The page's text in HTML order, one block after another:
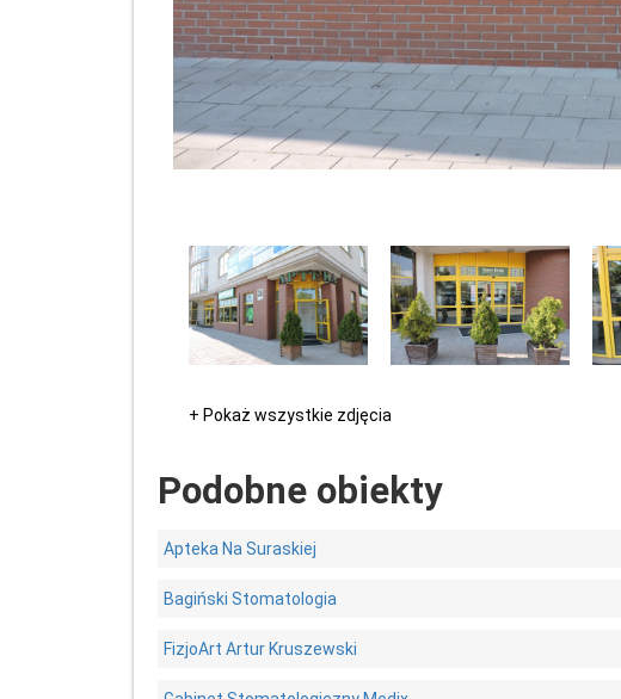
+ Pokaż wszystkie zdjęcia
Podobne obiekty
Apteka Na Suraskiej
Bagiński Stomatologia
FizjoArt Artur Kruszewski